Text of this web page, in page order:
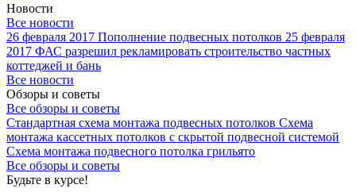
Новости
Все новости
26 февраля 2017 Пополнение подвесных потолков 25 февраля
2017 ФАС разрешил рекламировать строительство частных
коттеджей и бань
Все новости
Обзоры и советы
Все обзоры и советы
Стандартная схема монтажа подвесных потолков Схема
монтажа кассетных потолков с скрытой подвесной системой
Схема монтажа подвесного потолка грильято
Все обзоры и советы
Будьте в курсе!